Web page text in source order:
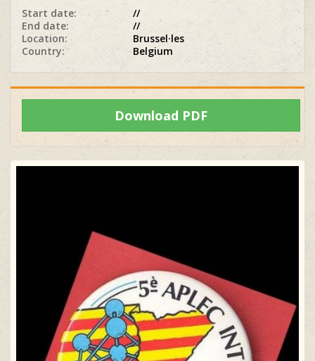
Start date:
//
End date:
//
Location:
Brussel·les
Country:
Belgium
Download PDF